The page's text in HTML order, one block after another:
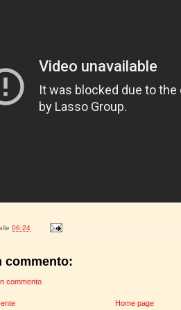
06:24
commento:
commento
Home page